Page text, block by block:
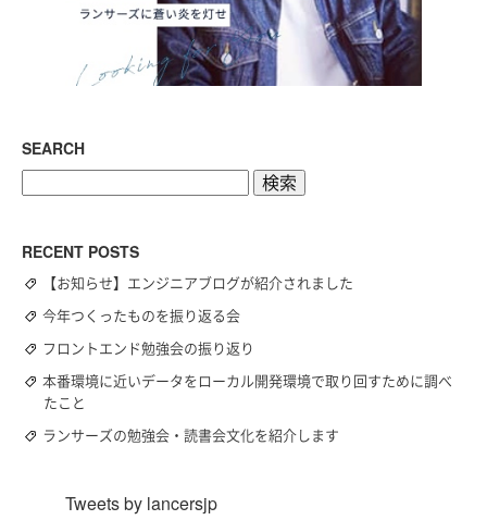
SEARCH
RECENT POSTS
【お知らせ】エンジニアブログが紹介されました
今年つくったものを振り返る会
フロントエンド勉強会の振り返り
本番環境に近いデータをローカル開発環境で取り回すために調べ
たこと
ランサーズの勉強会・読書会文化を紹介します
Tweets by lancersjp